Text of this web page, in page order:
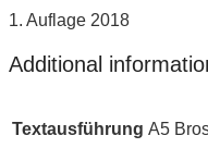
1. Auflage 2018
Additional
Textausführung A5